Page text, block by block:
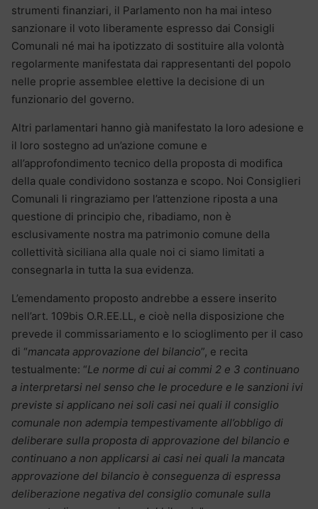
strumenti finanziari, il Parlamento non ha mai inteso
sanzionare il voto liberamente espresso dai Consigli
Comunali né mai ha ipotizzato di sostituire alla volontà
regolarmente manifestata dai rappresentanti del popolo
nelle proprie assemblee elettive la decisione di un
funzionario del governo.
Altri parlamentari hanno già manifestato la loro adesione e
il loro sostegno ad un’azione comune e
all’approfondimento tecnico della proposta di modifica
della quale condividono sostanza e scopo. Noi Consiglieri
Comunali li ringraziamo per l’attenzione riposta a una
questione di principio che, ribadiamo, non è
esclusivamente nostra ma patrimonio comune della
collettività siciliana alla quale noi ci siamo limitati a
consegnarla in tutta la sua evidenza.
L’emendamento proposto andrebbe a essere inserito
nell’art. 109bis O.R.EE.LL, e cioè nella disposizione che
prevede il commissariamento e lo scioglimento per il caso
di “mancata approvazione del bilancio”, e recita
testualmente: “Le norme di cui ai commi 2 e 3 continuano
a interpretarsi nel senso che le procedure e le sanzioni ivi
previste si applicano nei soli casi nei quali il consiglio
comunale non adempia tempestivamente all’obbligo di
deliberare sulla proposta di approvazione del bilancio e
continuano a non applicarsi ai casi nei quali la mancata
approvazione del bilancio è conseguenza di espressa
deliberazione negativa del consiglio comunale sulla